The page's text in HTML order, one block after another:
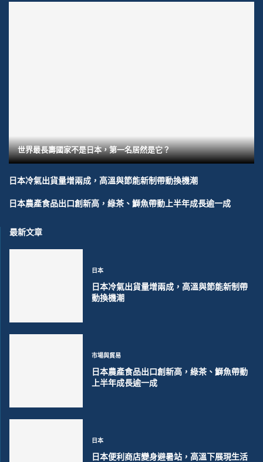
世界最長壽國家不是日本，第一名居然是它？
日本冷氣出貨量增兩成，高溫與節能新制帶動換機潮
日本農產食品出口創新高，綠茶、鰤魚帶動上半年成長逾一成
最新文章
日本
日本冷氣出貨量增兩成，高溫與節能新制帶
動換機潮
市場與貿易
日本農產食品出口創新高，綠茶、鰤魚帶動
上半年成長逾一成
日本
日本便利商店變身避暑站，高溫下展現生活